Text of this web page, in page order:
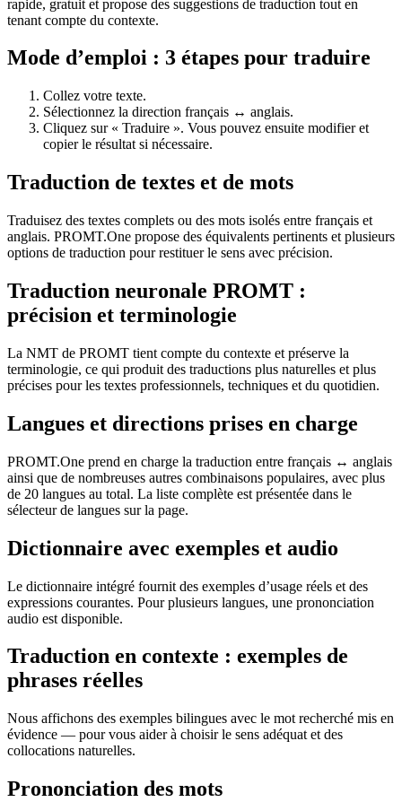
rapide, gratuit et propose des suggestions de traduction tout en
tenant compte du contexte.
Mode d’emploi : 3 étapes pour traduire
Collez votre texte.
Sélectionnez la direction français ↔ anglais.
Cliquez sur « Traduire ». Vous pouvez ensuite modifier et
copier le résultat si nécessaire.
Traduction de textes et de mots
Traduisez des textes complets ou des mots isolés entre français et
anglais. PROMT.One propose des équivalents pertinents et plusieurs
options de traduction pour restituer le sens avec précision.
Traduction neuronale PROMT :
précision et terminologie
La NMT de PROMT tient compte du contexte et préserve la
terminologie, ce qui produit des traductions plus naturelles et plus
précises pour les textes professionnels, techniques et du quotidien.
Langues et directions prises en charge
PROMT.One prend en charge la traduction entre français ↔ anglais
ainsi que de nombreuses autres combinaisons populaires, avec plus
de 20 langues au total. La liste complète est présentée dans le
sélecteur de langues sur la page.
Dictionnaire avec exemples et audio
Le dictionnaire intégré fournit des exemples d’usage réels et des
expressions courantes. Pour plusieurs langues, une prononciation
audio est disponible.
Traduction en contexte : exemples de
phrases réelles
Nous affichons des exemples bilingues avec le mot recherché mis en
évidence — pour vous aider à choisir le sens adéquat et des
collocations naturelles.
Prononciation des mots